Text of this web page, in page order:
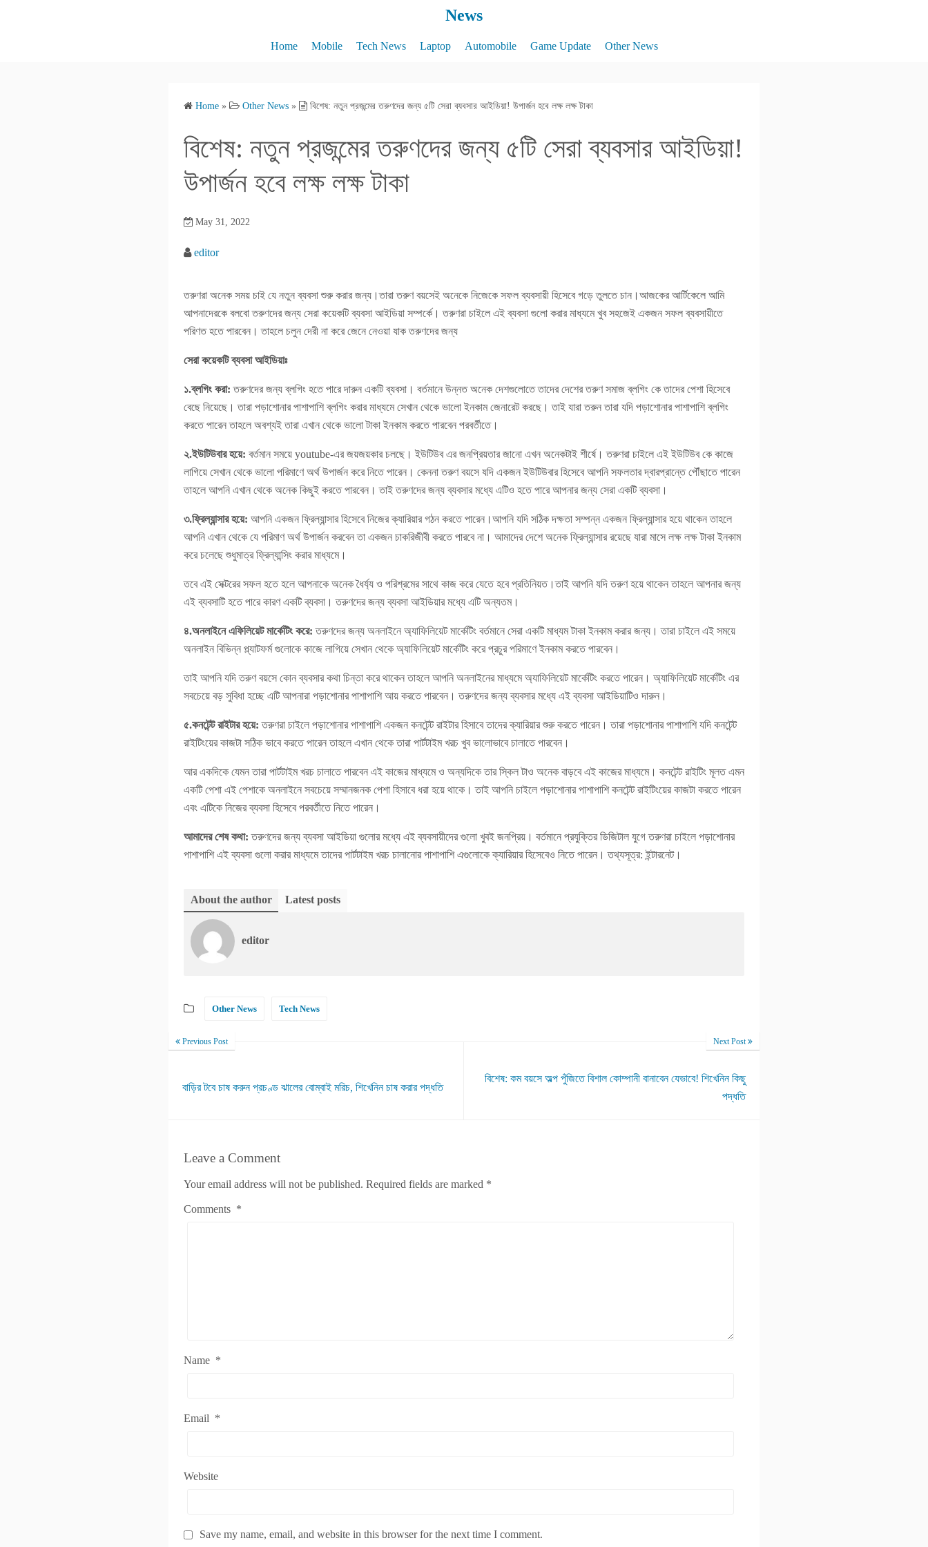
News
Home Mobile Tech News Laptop Automobile Game Update Other News
Home » Other News » বিশেষ: নতুন প্রজন্মের তরুণদের জন্য ৫টি সেরা ব্যবসার আইডিয়া! উপার্জন হবে লক্ষ লক্ষ টাকা
বিশেষ: নতুন প্রজন্মের তরুণদের জন্য ৫টি সেরা ব্যবসার আইডিয়া!
উপার্জন হবে লক্ষ লক্ষ টাকা
May 31, 2022
editor
তরুণরা অনেক সময় চাই যে নতুন ব্যবসা শুরু করার জন্য।তারা তরুণ বয়সেই অনেকে নিজেকে সফল ব্যবসায়ী হিসেবে গড়ে তুলতে চান।আজকের আর্টিকেলে আমি
আপনাদেরকে বলবো তরুণদের জন্য সেরা কয়েকটি ব্যবসা আইডিয়া সম্পর্কে। তরুণরা চাইলে এই ব্যবসা গুলো করার মাধ্যমে খুব সহজেই একজন সফল ব্যবসায়ীতে
পরিণত হতে পারবেন। তাহলে চলুন দেরী না করে জেনে নেওয়া যাক তরুণদের জন্য
সেরা কয়েকটি ব্যবসা আইডিয়াঃ
১.ব্লগিং করা: তরুণদের জন্য ব্লগিং হতে পারে দারুন একটি ব্যবসা। বর্তমানে উন্নত অনেক দেশগুলোতে তাদের দেশের তরুণ সমাজ ব্লগিং কে তাদের পেশা হিসেবে
বেছে নিয়েছে। তারা পড়াশোনার পাশাপাশি ব্লগিং করার মাধ্যমে সেখান থেকে ভালো ইনকাম জেনারেট করছে। তাই যারা তরুন তারা যদি পড়াশোনার পাশাপাশি ব্লগিং
করতে পারেন তাহলে অবশ্যই তারা এখান থেকে ভালো টাকা ইনকাম করতে পারবেন পরবর্তীতে।
২.ইউটিউবার হয়ে: বর্তমান সময়ে youtube-এর জয়জয়কার চলছে। ইউটিউব এর জনপ্রিয়তার জানো এখন অনেকটাই শীর্ষে। তরুণরা চাইলে এই ইউটিউব কে কাজে
লাগিয়ে সেখান থেকে ভালো পরিমাণে অর্থ উপার্জন করে নিতে পারেন। কেননা তরুণ বয়সে যদি একজন ইউটিউবার হিসেবে আপনি সফলতার দ্বারপ্রান্তে পৌঁছাতে পারেন
তাহলে আপনি এখান থেকে অনেক কিছুই করতে পারবেন। তাই তরুণদের জন্য ব্যবসার মধ্যে এটিও হতে পারে আপনার জন্য সেরা একটি ব্যবসা।
৩.ফ্রিল্যান্সার হয়ে: আপনি একজন ফ্রিল্যান্সার হিসেবে নিজের ক্যারিয়ার গঠন করতে পারেন।আপনি যদি সঠিক দক্ষতা সম্পন্ন একজন ফ্রিল্যান্সার হয়ে থাকেন তাহলে
আপনি এখান থেকে যে পরিমাণ অর্থ উপার্জন করবেন তা একজন চাকরিজীবী করতে পারবে না। আমাদের দেশে অনেক ফ্রিল্যান্সার রয়েছে যারা মাসে লক্ষ লক্ষ টাকা ইনকাম
করে চলেছে শুধুমাত্র ফ্রিল্যান্সিং করার মাধ্যমে।
তবে এই সেক্টরের সফল হতে হলে আপনাকে অনেক ধৈর্য্য ও পরিশ্রমের সাথে কাজ করে যেতে হবে প্রতিনিয়ত।তাই আপনি যদি তরুণ হয়ে থাকেন তাহলে আপনার জন্য
এই ব্যবসাটি হতে পারে কারণ একটি ব্যবসা। তরুণদের জন্য ব্যবসা আইডিয়ার মধ্যে এটি অন্যতম।
৪.অনলাইনে এফিলিয়েট মার্কেটিং করে: তরুণদের জন্য অনলাইনে অ্যাফিলিয়েট মার্কেটিং বর্তমানে সেরা একটি মাধ্যম টাকা ইনকাম করার জন্য। তারা চাইলে এই সময়ে
অনলাইন বিভিন্ন প্ল্যাটফর্ম গুলোকে কাজে লাগিয়ে সেখান থেকে অ্যাফিলিয়েট মার্কেটিং করে প্রচুর পরিমাণে ইনকাম করতে পারবেন।
তাই আপনি যদি তরুণ বয়সে কোন ব্যবসার কথা চিন্তা করে থাকেন তাহলে আপনি অনলাইনের মাধ্যমে অ্যাফিলিয়েট মার্কেটিং করতে পারেন। অ্যাফিলিয়েট মার্কেটিং এর
সবচেয়ে বড় সুবিধা হচ্ছে এটি আপনারা পড়াশোনার পাশাপাশি আয় করতে পারবেন। তরুণদের জন্য ব্যবসার মধ্যে এই ব্যবসা আইডিয়াটিও দারুন।
৫.কনটেন্ট রাইটার হয়ে: তরুণরা চাইলে পড়াশোনার পাশাপাশি একজন কনটেন্ট রাইটার হিসাবে তাদের ক্যারিয়ার শুরু করতে পারেন। তারা পড়াশোনার পাশাপাশি যদি কনটেন্ট
রাইটিংয়ের কাজটা সঠিক ভাবে করতে পারেন তাহলে এখান থেকে তারা পার্টটাইম খরচ খুব ভালোভাবে চালাতে পারবেন।
আর একদিকে যেমন তারা পার্টটাইম খরচ চালাতে পারবেন এই কাজের মাধ্যমে ও অন্যদিকে তার স্কিল টাও অনেক বাড়বে এই কাজের মাধ্যমে। কনটেন্ট রাইটিং মূলত এমন
একটি পেশা এই পেশাকে অনলাইনে সবচেয়ে সম্মানজনক পেশা হিসাবে ধরা হয়ে থাকে। তাই আপনি চাইলে পড়াশোনার পাশাপাশি কনটেন্ট রাইটিংয়ের কাজটা করতে পারেন
এবং এটিকে নিজের ব্যবসা হিসেবে পরবর্তীতে নিতে পারেন।
আমাদের শেষ কথা:তরুণদের জন্য ব্যবসা আইডিয়া গুলোর মধ্যে এই ব্যবসায়ীদের গুলো খুবই জনপ্রিয়। বর্তমানে প্রযুক্তির ডিজিটাল যুগে তরুণরা চাইলে পড়াশোনার
পাশাপাশি এই ব্যবসা গুলো করার মাধ্যমে তাদের পার্টটাইম খরচ চালানোর পাশাপাশি এগুলোকে ক্যারিয়ার হিসেবেও নিতে পারেন। তথ্যসূত্র: ইন্টারনেট।
About the author Latest posts
editor
Other News Tech News
Previous Post
বাড়ির টবে চাষ করুন প্রচণ্ড ঝালের বোম্বাই মরিচ, শিখেনিন চাষ করার পদ্ধতি
Next Post
বিশেষ: কম বয়সে অল্প পুঁজিতে বিশাল কোম্পানী বানাবেন যেভাবে! শিখেনিন কিছু
পদ্ধতি
Leave a Comment
Your email address will not be published. Required fields are marked *
Comments *
Name *
Email *
Website
Save my name, email, and website in this browser for the next time I comment.